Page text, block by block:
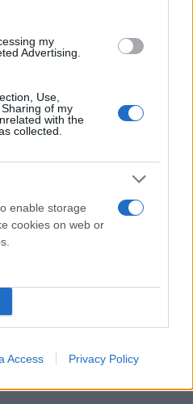
my
Advertising.
Use,
of my
with the
collected.
enable storage
cookies on web or
Access Privacy Policy
των Ελλήνων πολιτών από
από την έκδοση τους για
καθώς και των
εναρμονίζεται πλέον
ισχύος των
για μια ρύθμιση που,
να μεταβάλλονται τα
χαρτοσήμου για τους
ευρύτερο σχεδιασμό του
ένστολου προσωπικού από
προκειμένου να
των πολιτών, την
υπηρεσιών και την
άσκοπων δαπανών και